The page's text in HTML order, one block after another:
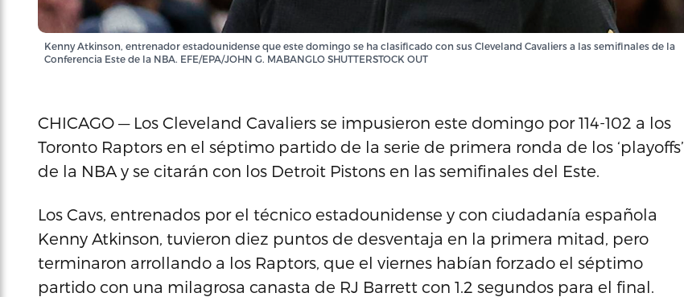
Kenny Atkinson, entrenador estadounidense que este domingo se ha clasificado con sus Cleveland Cavaliers a las semifinales de la
Conferencia Este de la NBA. EFE/EPA/JOHN G. MABANGLO SHUTTERSTOCK OUT
CHICAGO — Los Cleveland Cavaliers se impusieron este domingo por 114-102 a los
Toronto Raptors en el séptimo partido de la serie de primera ronda de los ‘playoffs’
de la NBA y se citarán con los Detroit Pistons en las semifinales del Este.
Los Cavs, entrenados por el técnico estadounidense y con ciudadanía española
Kenny Atkinson, tuvieron diez puntos de desventaja en la primera mitad, pero
terminaron arrollando a los Raptors, que el viernes habían forzado el séptimo
partido con una milagrosa canasta de RJ Barrett con 1.2 segundos para el final.